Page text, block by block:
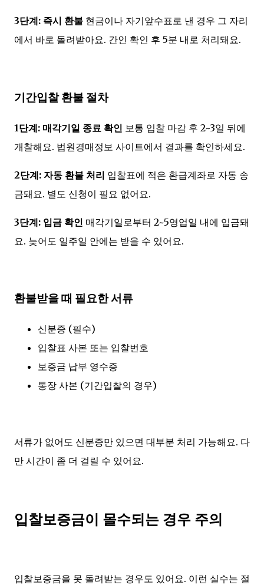
3단계: 즉시 환불 현금이나 자기앞수표로 낸 경우 그 자리
에서 바로 돌려받아요. 간인 확인 후 5분 내로 처리돼요.
기간입찰 환불 절차
1단계: 매각기일 종료 확인 보통 입찰 마감 후 2~3일 뒤에
개찰해요. 법원경매정보 사이트에서 결과를 확인하세요.
2단계: 자동 환불 처리 입찰표에 적은 환급계좌로 자동 송
금돼요. 별도 신청이 필요 없어요.
3단계: 입금 확인 매각기일로부터 2~5영업일 내에 입금돼
요. 늦어도 일주일 안에는 받을 수 있어요.
환불받을 때 필요한 서류
신분증 (필수)
입찰표 사본 또는 입찰번호
보증금 납부 영수증
통장 사본 (기간입찰의 경우)
서류가 없어도 신분증만 있으면 대부분 처리 가능해요. 다
만 시간이 좀 더 걸릴 수 있어요.
입찰보증금이 몰수되는 경우 주의
입찰보증금을 못 돌려받는 경우도 있어요. 이런 실수는 절